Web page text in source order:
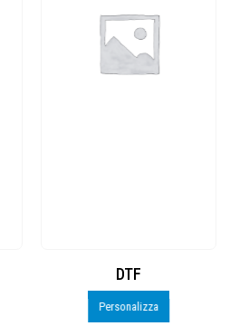
DTF
Personalizza